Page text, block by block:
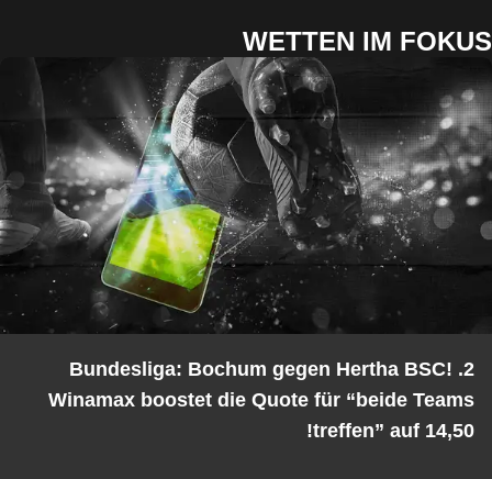
WETTEN IM FOKUS
2. Bundesliga: Bochum gegen Hertha BSC!
Winamax boostet die Quote für “beide Teams
treffen” auf 14,50!